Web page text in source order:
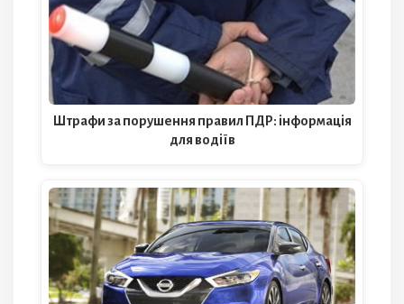
Штрафи за порушення правил ПДР: інформація
для водіїв